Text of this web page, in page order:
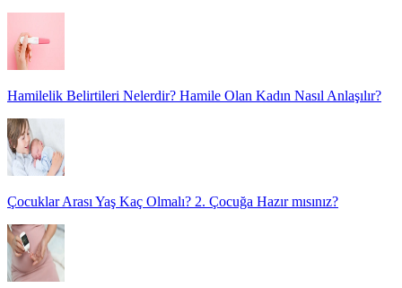
Hamilelik Belirtileri Nelerdir? Hamile Olan Kadın Nasıl Anlaşılır?
Çocuklar Arası Yaş Kaç Olmalı? 2. Çocuğa Hazır mısınız?